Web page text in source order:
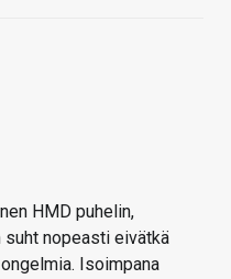
HMD puhelin,
nopeasti eivätkä
Isoimpana